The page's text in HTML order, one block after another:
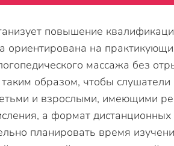
повышение
ориентирована на
массажа без
образом, чтобы
и взрослыми, имеющими
а формат
планировать время